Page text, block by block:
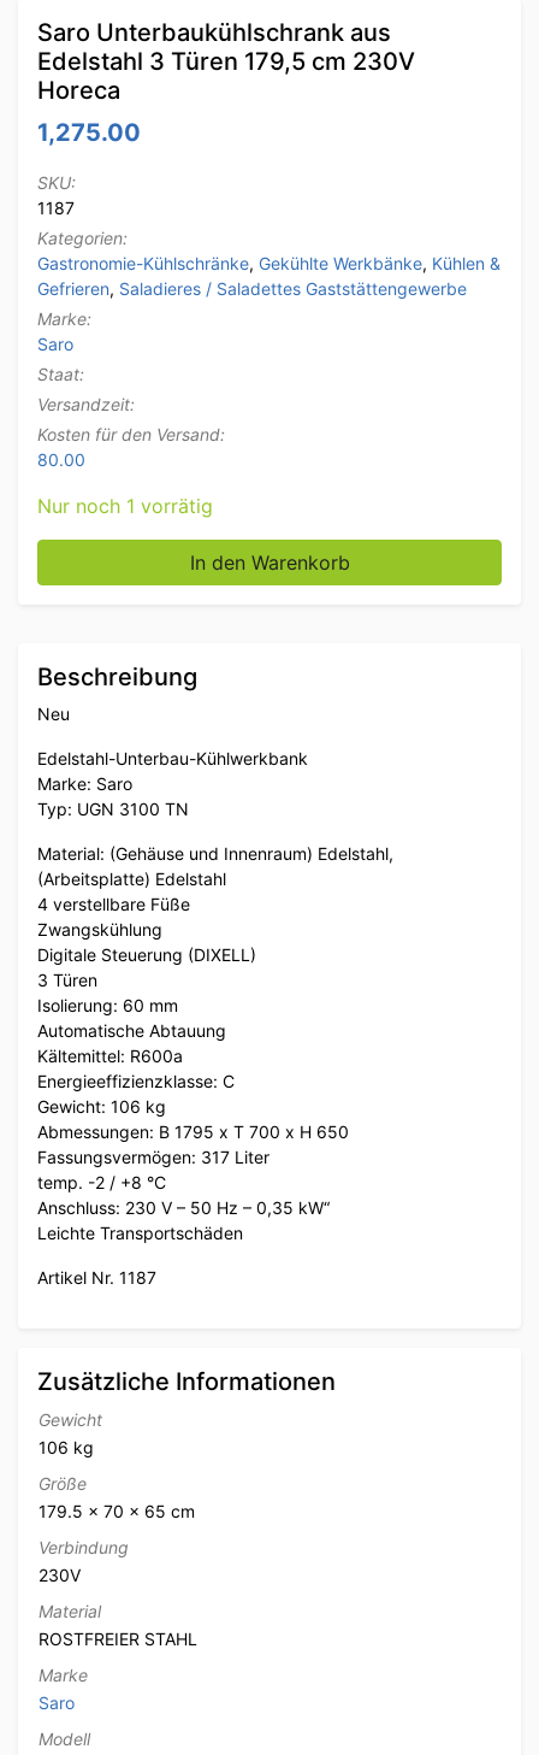
Saro Unterbaukühlschrank aus
Edelstahl 3 Türen 179,5 cm 230V
Horeca
1,275.00
SKU:
1187
Kategorien:
Gastronomie-Kühlschränke, Gekühlte Werkbänke, Kühlen &
Gefrieren, Saladieres / Saladettes Gaststättengewerbe
Marke:
Saro
Staat:
Versandzeit:
Kosten für den Versand:
80.00
Nur noch 1 vorrätig
Saro Unterbaukühlschrank aus Edelstahl 3 Türen
In den Warenkorb
Beschreibung
Neu
Edelstahl-Unterbau-Kühlwerkbank
Marke: Saro
Typ: UGN 3100 TN
Material: (Gehäuse und Innenraum) Edelstahl,
(Arbeitsplatte) Edelstahl
4 verstellbare Füße
Zwangskühlung
Digitale Steuerung (DIXELL)
3 Türen
Isolierung: 60 mm
Automatische Abtauung
Kältemittel: R600a
Energieeffizienzklasse: C
Gewicht: 106 kg
Abmessungen: B 1795 x T 700 x H 650
Fassungsvermögen: 317 Liter
temp. -2 / +8 °C
Anschluss: 230 V – 50 Hz – 0,35 kW“
Leichte Transportschäden
Artikel Nr. 1187
Zusätzliche Informationen
Gewicht
106 kg
Größe
179.5 × 70 × 65 cm
Verbindung
230V
Material
ROSTFREIER STAHL
Marke
Saro
Modell